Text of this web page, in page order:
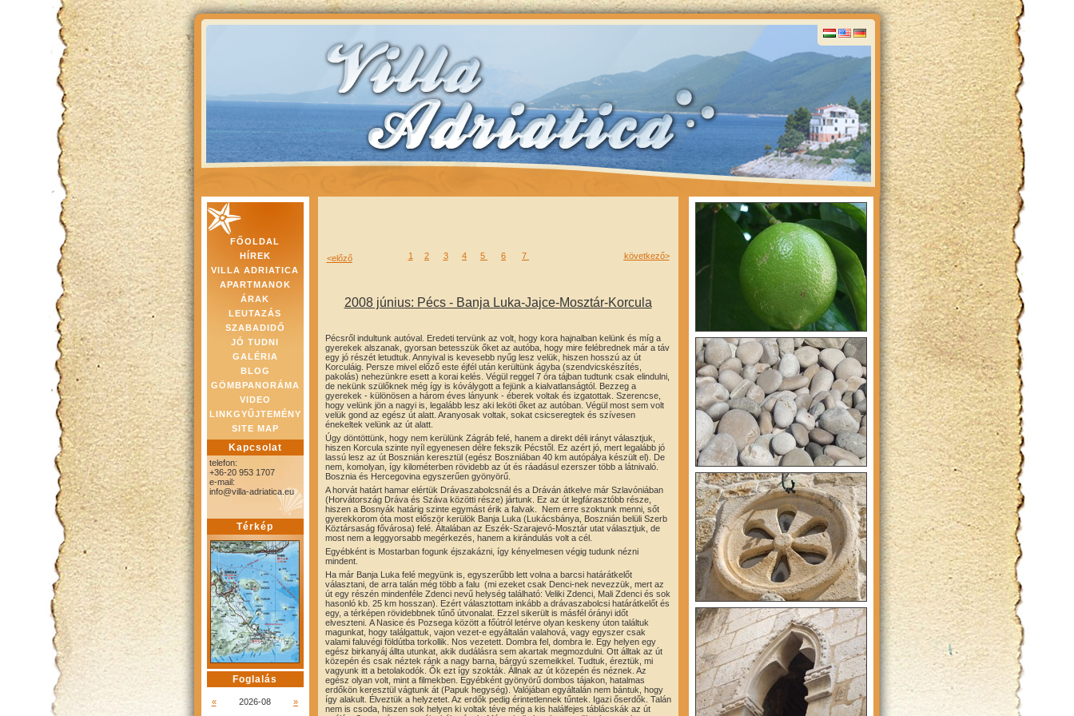
FŐOLDAL
HÍREK
VILLA ADRIATICA
APARTMANOK
ÁRAK
LEUTAZÁS
SZABADIDŐ
JÓ TUDNI
GALÉRIA
BLOG
GÖMBPANORÁMA
VIDEO
LINKGYŰJTEMÉNY
SITE MAP
Kapcsolat
telefon:
+36-20 953 1707
e-mail:
info@villa-adriatica.eu
Térkép
Foglalás
« 2026-08 »
<előző 1 2 3 4 5 6 7 következő>
2008 június: Pécs - Banja Luka-Jajce-Mosztár-Korcula
Pécsről indultunk autóval. Eredeti tervünk az volt, hogy kora hajnalban kelünk és míg a
gyerekek alszanak, gyorsan betesszük őket az autóba, hogy mire felébrednek már a táv
egy jó részét letudtuk. Annyival is kevesebb nyűg lesz velük, hiszen hosszú az út
Korculáig. Persze mivel előző este éjfél után kerültünk ágyba (szendvicskészítés,
pakolás) nehezünkre esett a korai kelés. Végül reggel 7 óra tájban tudtunk csak elindulni,
de nekünk szülőknek még így is kóválygott a fejünk a kialvatlanságtól. Bezzeg a
gyerekek - különösen a három éves lányunk - éberek voltak és izgatottak. Szerencse,
hogy velünk jön a nagyi is, legalább lesz aki leköti őket az autóban. Végül most sem volt
velük gond az egész út alatt. Aranyosak voltak, sokat csicseregtek és szívesen
énekeltek velünk az út alatt.
Úgy döntöttünk, hogy nem kerülünk Zágráb felé, hanem a direkt déli irányt választjuk,
hiszen Korcula szinte nyíl egyenesen délre fekszik Pécstől. Ez azért jó, mert legalább jó
lassú lesz az út Bosznián keresztül (egész Boszniában 40 km autópálya készült el). De
nem, komolyan, így kilométerben rövidebb az út és ráadásul ezerszer több a látnivaló.
Bosznia és Hercegovina egyszerűen gyönyörű.
A horvát határt hamar elértük Drávaszabolcsnál és a Dráván átkelve már Szlavóniában
(Horvátország Dráva és Száva közötti része) jártunk. Ez az út legfárasztóbb része,
hiszen a Bosnyák határig szinte egymást érik a falvak. Nem erre szoktunk menni, sőt
gyerekkorom óta most először kerülök Banja Luka (Lukácsbánya, Bosznián belüli Szerb
Köztársaság fővárosa) felé. Általában az Eszék-Szarajevó-Mosztár utat választjuk, de
most nem a leggyorsabb megérkezés, hanem a kirándulás volt a cél.
Egyébként is Mostarban fogunk éjszakázni, így kényelmesen végig tudunk nézni
mindent.
Ha már Banja Luka felé megyünk is, egyszerűbb lett volna a barcsi határátkelőt
választani, de arra talán még több a falu (mi ezeket csak Denci-nek nevezzük, mert az
út egy részén mindenféle Zdenci nevű helység található: Veliki Zdenci, Mali Zdenci és sok
hasonló kb. 25 km hosszan). Ezért választottam inkább a drávaszabolcsi határátkelőt és
egy, a térképen rövidebbnek tűnő útvonalat. Ezzel sikerült is másfél órányi időt
elveszteni. A Nasice és Pozsega között a főútról letérve olyan keskeny úton találtuk
magunkat, hogy találgattuk, vajon vezet-e egyáltalán valahová, vagy egyszer csak
valami faluvégi földútba torkollik. Nos vezetett. Dombra fel, dombra le. Egy helyen egy
egész birkanyáj állta utunkat, akik dudálásra sem akartak megmozdulni. Ott álltak az út
közepén és csak néztek ránk a nagy barna, bárgyú szemeikkel. Tudtuk, éreztük, mi
vagyunk itt a betolakodók. Ők ezt így szokták. Állnak az út közepén és néznek. Az
egész olyan volt, mint a filmekben. Egyébként gyönyörű dombos tájakon, hatalmas
erdőkön keresztül vágtunk át (Papuk hegység). Valójában egyáltalán nem bántuk, hogy
így alakult. Élveztük a helyzetet. Az erdők pedig érintetlennek tűntek. Igazi őserdők. Talán
nem is csoda, hiszen sok helyen ki voltak téve még a kis halálfejes táblácskák az út